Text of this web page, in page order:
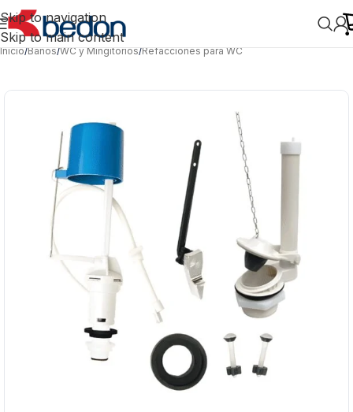
Skip to navigation
Skip to main content
Inicio/Baños/WC y Mingitorios/Refacciones para WC